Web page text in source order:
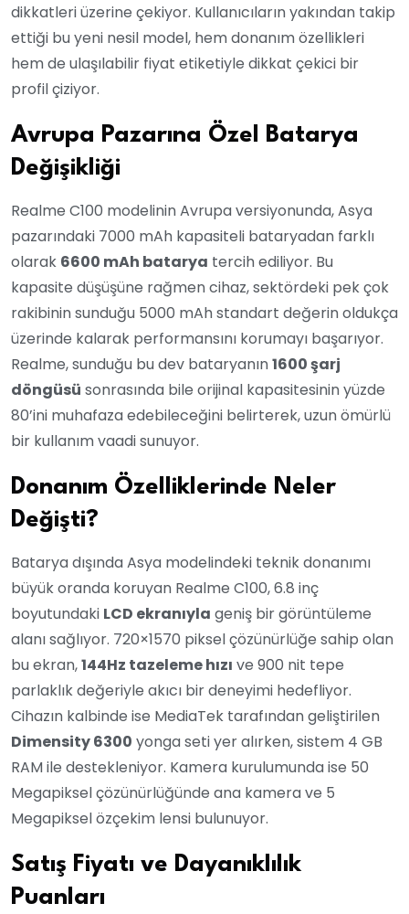
dikkatleri üzerine çekiyor. Kullanıcıların yakından takip
ettiği bu yeni nesil model, hem donanım özellikleri
hem de ulaşılabilir fiyat etiketiyle dikkat çekici bir
profil çiziyor.
Avrupa Pazarına Özel Batarya
Değişikliği
Realme C100 modelinin Avrupa versiyonunda, Asya
pazarındaki 7000 mAh kapasiteli bataryadan farklı
olarak 6600 mAh batarya tercih ediliyor. Bu
kapasite düşüşüne rağmen cihaz, sektördeki pek çok
rakibinin sunduğu 5000 mAh standart değerin oldukça
üzerinde kalarak performansını korumayı başarıyor.
Realme, sunduğu bu dev bataryanın1600 şarj
döngüsü sonrasında bile orijinal kapasitesinin yüzde
80’ini muhafaza edebileceğini belirterek, uzun ömürlü
bir kullanım vaadi sunuyor.
Donanım Özelliklerinde Neler
Değişti?
Batarya dışında Asya modelindeki teknik donanımı
büyük oranda koruyan Realme C100, 6.8 inç
boyutundaki LCD ekranıyla geniş bir görüntüleme
alanı sağlıyor. 720×1570 piksel çözünürlüğe sahip olan
bu ekran,144Hz tazeleme hızı ve 900 nit tepe
parlaklık değeriyle akıcı bir deneyimi hedefliyor.
Cihazın kalbinde ise MediaTek tarafından geliştirilen
Dimensity 6300 yonga seti yer alırken, sistem 4 GB
RAM ile destekleniyor. Kamera kurulumunda ise 50
Megapiksel çözünürlüğünde ana kamera ve 5
Megapiksel özçekim lensi bulunuyor.
Satış Fiyatı ve Dayanıklılık
Puanları